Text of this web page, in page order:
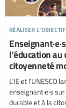
réaliser
l’éducation
citoyenneté
L’IE et
enseignant·e·s
durable et à la